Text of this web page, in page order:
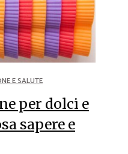
E SALUTE
per dolci e
sapere e